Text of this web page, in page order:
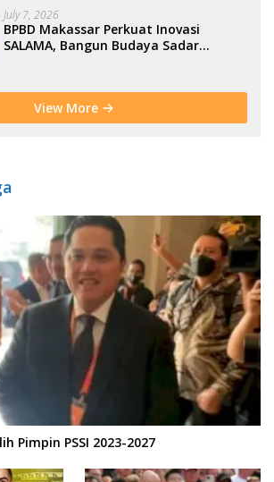
July 7, 2026
BPBD Makassar Perkuat Inovasi
SALAMA, Bangun Budaya Sadar
View More
Pimpin PSSI 2023-2027